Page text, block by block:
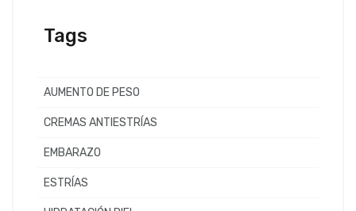
Tags
AUMENTO DE PESO
CREMAS ANTIESTRÍAS
EMBARAZO
ESTRÍAS